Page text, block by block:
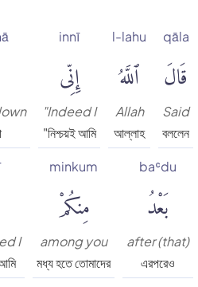
qāla
قَالَ
Said
বললেন
l-lahu
ٱللَّهُ
Allah
আল্লাহ
innī
إِنِّى
"Indeed I
"নিশ্চয়ই আমি
baʿdu
بَعْدُ
after (that)
এরপরেও
minkum
مِنكُمْ
among you
মধ্য হতে তোমাদের
I